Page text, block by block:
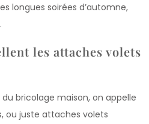
longues soirées d’automne,
les attaches volets
bricolage maison, on appelle
ou juste attaches volets